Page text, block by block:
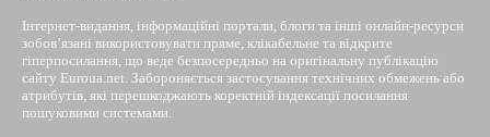
Інтернет-видання, інформаційні портали, блоги та інші онлайн-ресурси
зобов’язані використовувати пряме, клікабельне та відкрите
гіперпосилання, що веде безпосередньо на оригінальну публікацію
сайту Euroua.net. Забороняється застосування технічних обмежень або
атрибутів, які перешкоджають коректній індексації посилання
пошуковими системами.